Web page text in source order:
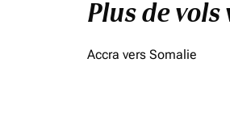
Plus de
Accra vers Somalie